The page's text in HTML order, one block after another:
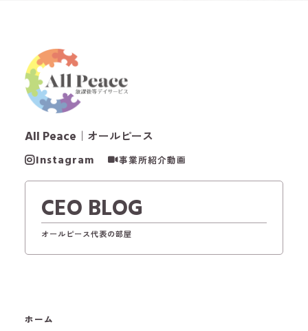
All Peace ｜オールピース
Instagram 事業所紹介動画
CEO BLOG
オールピース代表の部屋
ホーム